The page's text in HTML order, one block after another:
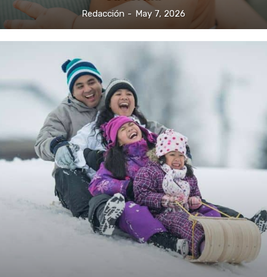
Redacción - May 7, 2026